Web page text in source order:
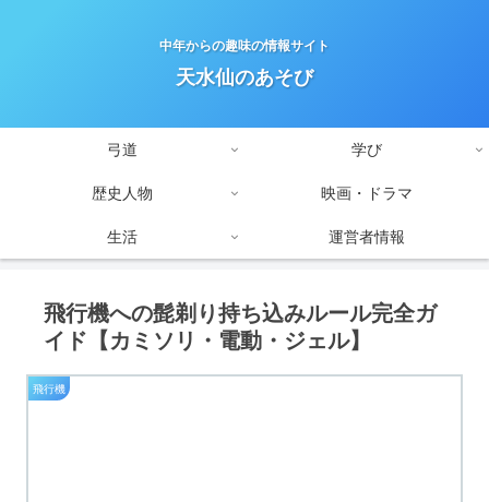
中年からの趣味の情報サイト
天水仙のあそび
弓道 学び
歴史人物 映画・ドラマ
生活 運営者情報
飛行機への髭剃り持ち込みルール完全ガ
イド【カミソリ・電動・ジェル】
飛行機